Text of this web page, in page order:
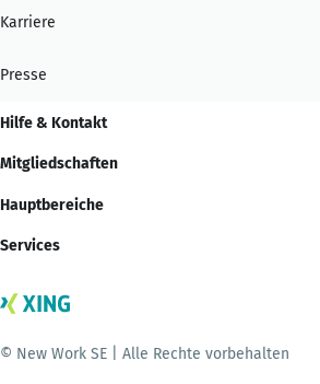
Karriere
Presse
Hilfe & Kontakt
Mitgliedschaften
Hauptbereiche
Services
© New Work SE | Alle Rechte vorbehalten